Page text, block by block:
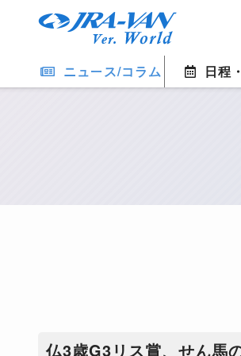
ニュース/コラム 日程
仏3歳G3リス賞、せん馬